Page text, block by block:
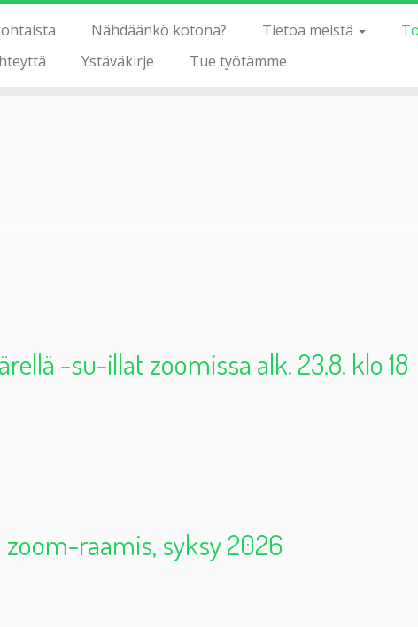
Nähdäänkö kotona? Tietoa meistä
Ystäväkirje Tue työtämme
-su-illat zoomissa alk. 23.8. klo 18
raamis, syksy 2026